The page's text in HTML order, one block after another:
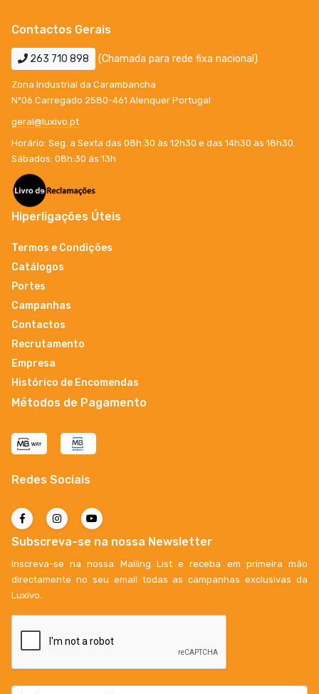
Contactos Gerais
263 710 898 (Chamada para rede fixa nacional)
Zona Industrial da Carambancha
Nº06 Carregado 2580-461 Alenquer Portugal
geral@luxivo.pt
Horário: Seg. a Sexta das 08h:30 às 12h30 e das 14h30 às 18h30.
Sábados: 08h:30 ás 13h
Hiperligações Úteis
Termos e Condições
Catálogos
Portes
Campanhas
Contactos
Recrutamento
Empresa
Histórico de Encomendas
Métodos de Pagamento
Redes Sociais
Subscreva-se na nossa Newsletter
Inscreva-se na nossa Mailing List e receba em primeira mão
directamente no seu email todas as campanhas exclusivas da
Luxivo.